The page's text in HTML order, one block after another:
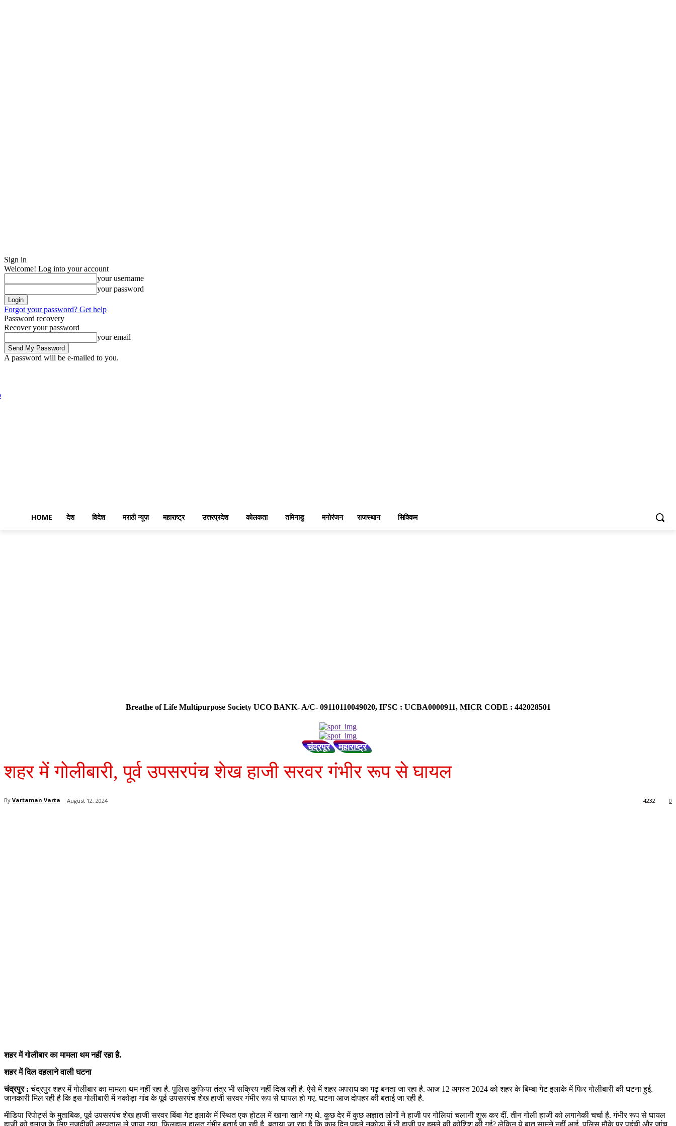
Sign in
Welcome! Log into your account
your username
your password
Forgot your password? Get help
Password recovery
Recover your password
your email
A password will be e-mailed to you.
HOME देश विदेश मराठी न्यूज़ महाराष्ट्र उत्तरप्रदेश कोलकता तमिनाडु मनोरंजन राजस्थान सिक्किम
Breathe of Life Multipurpose Society UCO BANK- A/C- 09110110049020, IFSC : UCBA0000911, MICR CODE : 442028501
चंद्रपूर महाराष्ट्र
शहर में गोलीबारी, पूर्व उपसरपंच शेख हाजी सरवर गंभीर रूप से घायल
By Vartaman Varta August 12, 2024 0
4232
शहर में गोलीबार का मामला थम नहीं रहा है.
शहर में दिल दहलाने वाली घटना
चंद्रपुर : चंद्रपुर शहर में गोलीबार का मामला थम नहीं रहा है. पुलिस कुफिया तंत्र भी सक्रिय नहीं दिख रही है. ऐसे में शहर अपराध का गढ़ बनता जा रहा है. आज 12 अगस्त 2024 को शहर के बिम्बा गेट इलाके में फिर गोलीबारी की घटना हुई.
जानकारी मिल रही है कि इस गोलीबारी में नकोड़ा गांव के पूर्व उपसरपंच शेख हाजी सरवर गंभीर रूप से घायल हो गए. घटना आज दोपहर की बताई जा रही है.
मीडिया रिपोर्ट्स के मुताबिक, पूर्व उपसरपंच शेख हाजी सरवर बिंबा गेट इलाके में स्थित एक होटल में खाना खाने गए थे. कुछ देर में कुछ अज्ञात लोगों ने हाजी पर गोलियां चलानी शुरू कर दीं. तीन गोली हाजी को लगानेकी चर्चा है. गंभीर रूप से घायल
हाजी को इलाज के लिए नजदीकी अस्पताल ले जाया गया. फिलहाल हालत गंभीर बताई जा रही है. बताया जा रहा है कि कुछ दिन पहले नकोड़ा में भी हाजी पर हमले की कोशिश की गई? लेकिन ये बात सामने नहीं आई. पुलिस मौके पर पहुंची और जांच